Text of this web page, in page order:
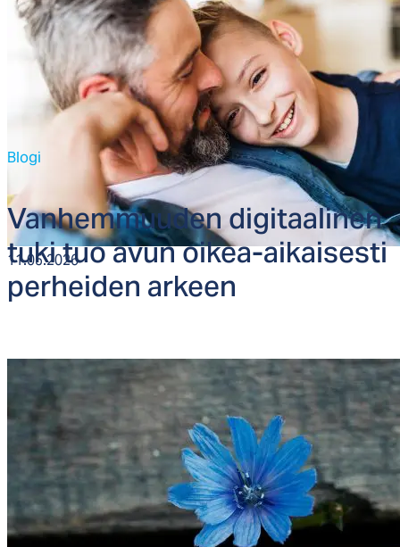
11.05.2026
Blogi
Van­hem­muu­den di­gi­taa­li­nen
tu­ki tuo avun oi­kea-ai­kai­ses­ti
per­hei­den ar­keen